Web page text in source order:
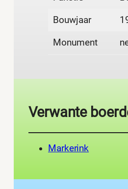
Bouwjaar
Monument
Verwante
Markerink